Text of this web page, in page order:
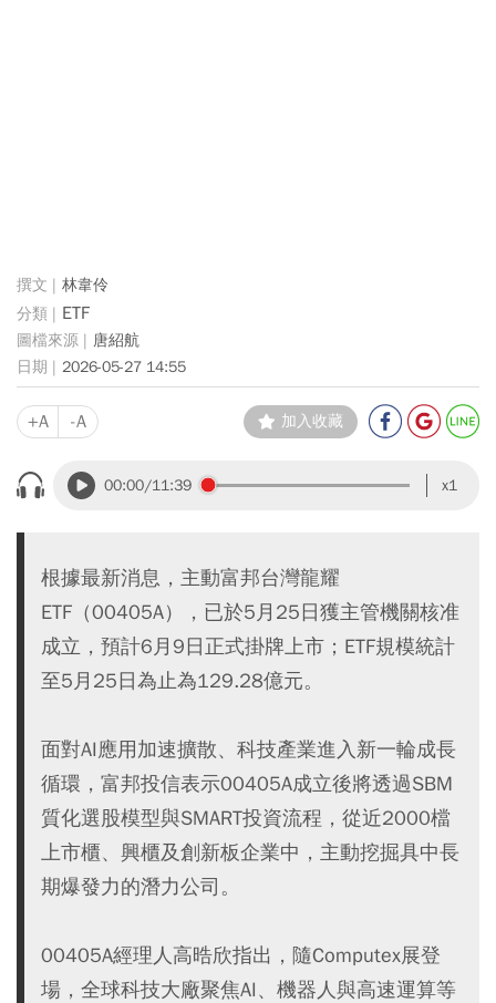
林韋伶
ETF
唐紹航
2026-05-27 14:55
+A -A 加入收藏
00:00/11:39 x1
根據最新消息，主動富邦台灣龍耀
ETF（00405A），已於5月25日獲主管機關核准
成立，預計6月9日正式掛牌上市；ETF規模統計
至5月25日為止為129.28億元。
面對AI應用加速擴散、科技產業進入新一輪成長
循環，富邦投信表示00405A成立後將透過SBM
質化選股模型與SMART投資流程，從近2000檔
上市櫃、興櫃及創新板企業中，主動挖掘具中長
期爆發力的潛力公司。
00405A經理人高晧欣指出，隨Computex展登
場，全球科技大廠聚焦AI、機器人與高速運算等